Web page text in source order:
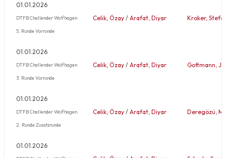
01.01.2026
DTFB Challender Wolfhagen
5. Runde Vorrunde
Celik, Özay / Arafat, Diyar Kroker,
01.01.2026
DTFB Challender Wolfhagen
3. Runde Vorrunde
Celik, Özay / Arafat, Diyar Gottmann,
01.01.2026
DTFB Challender Wolfhagen
2. Runde Zusatzrunde
Celik, Özay / Arafat, Diyar Deregözü,
01.01.2026